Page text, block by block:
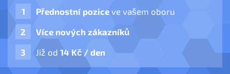
Přednostní pozice ve vašem oboru
Více nových zákazníků
Již od 14 Kč / den